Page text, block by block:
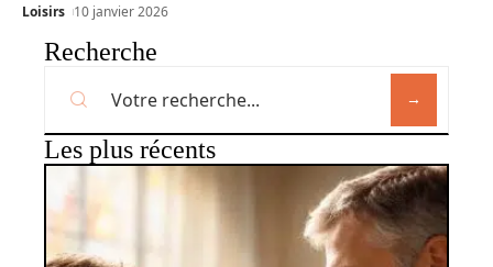
Loisirs 10 janvier 2026
Recherche
Les plus récents